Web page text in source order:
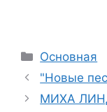
Рубрики
Основная
"Новые
МИХА